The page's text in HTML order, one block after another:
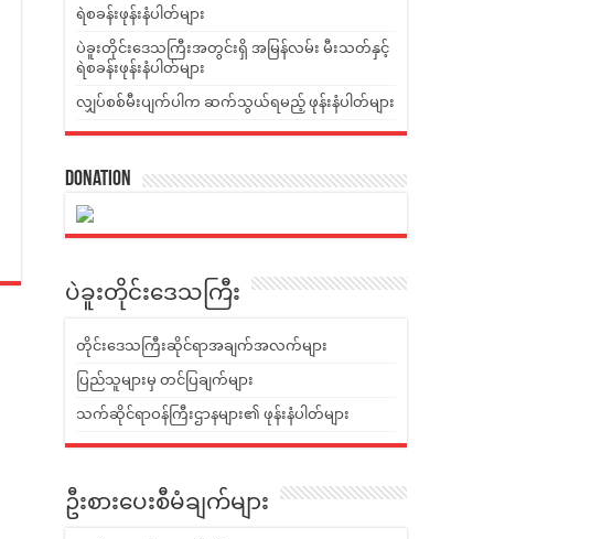
ရဲစခန်းဖုန်းနံပါတ်များ
ပဲခူးတိုင်းဒေသကြီးအတွင်းရှိ အမြန်လမ်း မီးသတ်နှင့်
ရဲစခန်းဖုန်းနံပါတ်များ
လျှပ်စစ်မီးပျက်ပါက ဆက်သွယ်ရမည့် ဖုန်းနံပါတ်များ
Donation
ပဲခူးတိုင်းဒေသကြီး
တိုင်းဒေသကြီးဆိုင်ရာအချက်အလက်များ
ပြည်သူများမှ တင်ပြချက်များ
သက်ဆိုင်ရာဝန်ကြီးဌာနများ၏ ဖုန်းနံပါတ်များ
ဦးစားပေးစီမံချက်များ